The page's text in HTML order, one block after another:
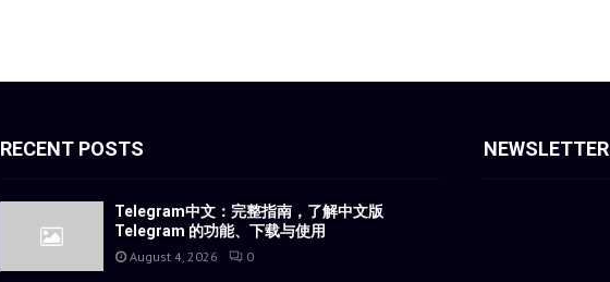
RECENT POSTS
Telegram中文：完整指南，了解中文版
Telegram 的功能、下载与使用
August 4, 2026 0
NEWSLETTER